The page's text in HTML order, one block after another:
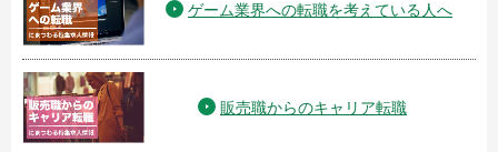
ゲーム業界への転職を考えている人へ
販売職からのキャリア転職